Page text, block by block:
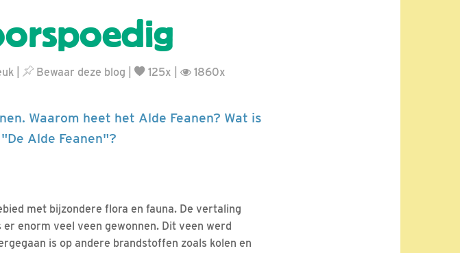
Bewaar deze blog 125x | 1860x
Waarom heet het Alde Feanen? Wat is
Alde Feanen"?
met bijzondere flora en fauna. De vertaling
er enorm veel veen gewonnen. Dit veen werd
is op andere brandstoffen zoals kolen en